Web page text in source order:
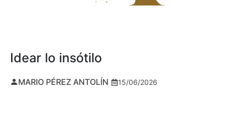
Idear lo insótilo
MARIO PÉREZ ANTOLÍN 15/06/2026